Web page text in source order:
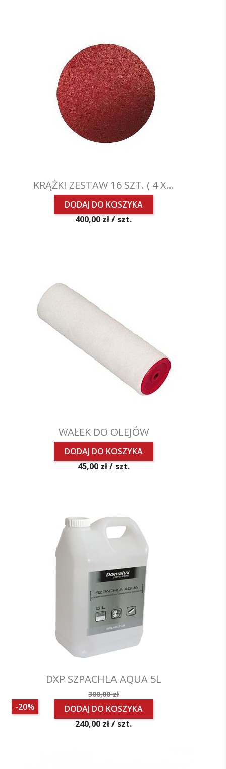
KRĄŻKI ZESTAW 16 SZT. ( 4 X...
DODAJ DO KOSZYKA
Cena
400,00 zł / szt.
WAŁEK DO OLEJÓW
DODAJ DO KOSZYKA
Cena
45,00 zł / szt.
DXP SZPACHLA AQUA 5L
Cena
podstawowa
300,00 zł
-20%
DODAJ DO KOSZYKA
Cena
240,00 zł / szt.